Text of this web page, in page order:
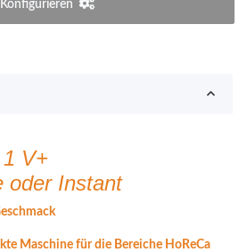
Konfigurieren
V+
oder Instant
Maschine für die Bereiche HoReCa